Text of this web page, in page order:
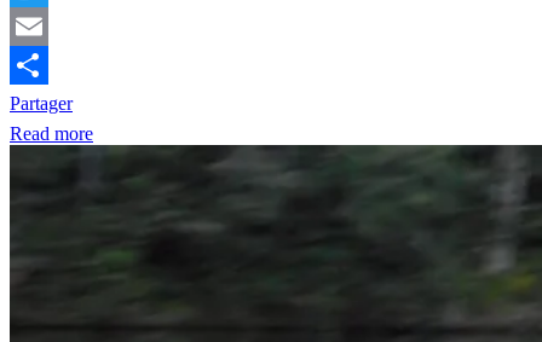
Twitter
Email
Partager
Read more